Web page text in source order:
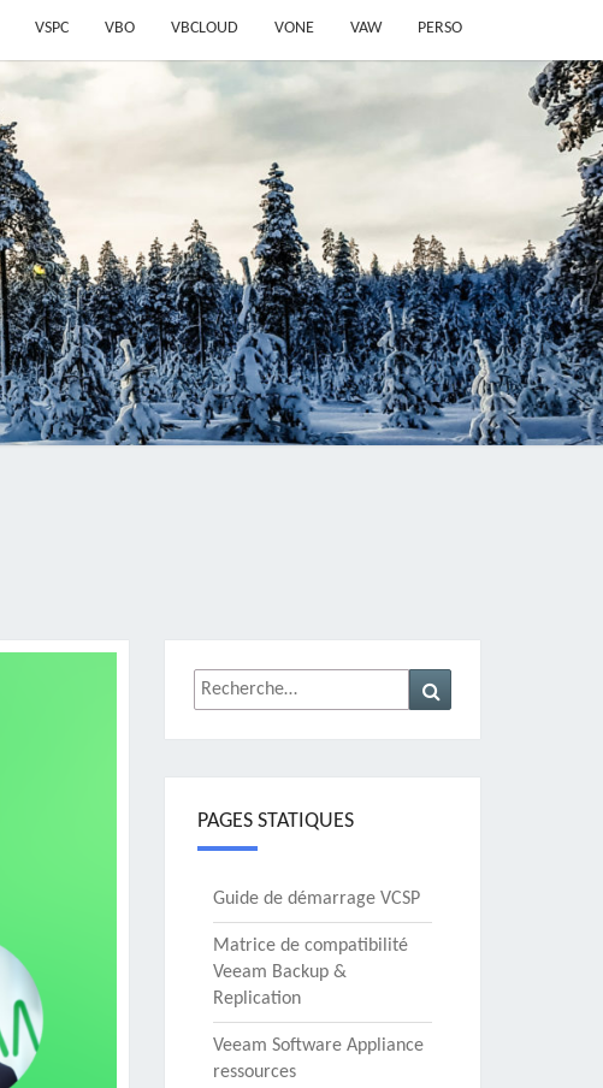
VSPC VBO VBCLOUD VONE VAW PERSO
Rechercher :
PAGES STATIQUES
Guide de démarrage VCSP
Matrice de compatibilité
Veeam Backup &
Replication
Veeam Software Appliance
ressources